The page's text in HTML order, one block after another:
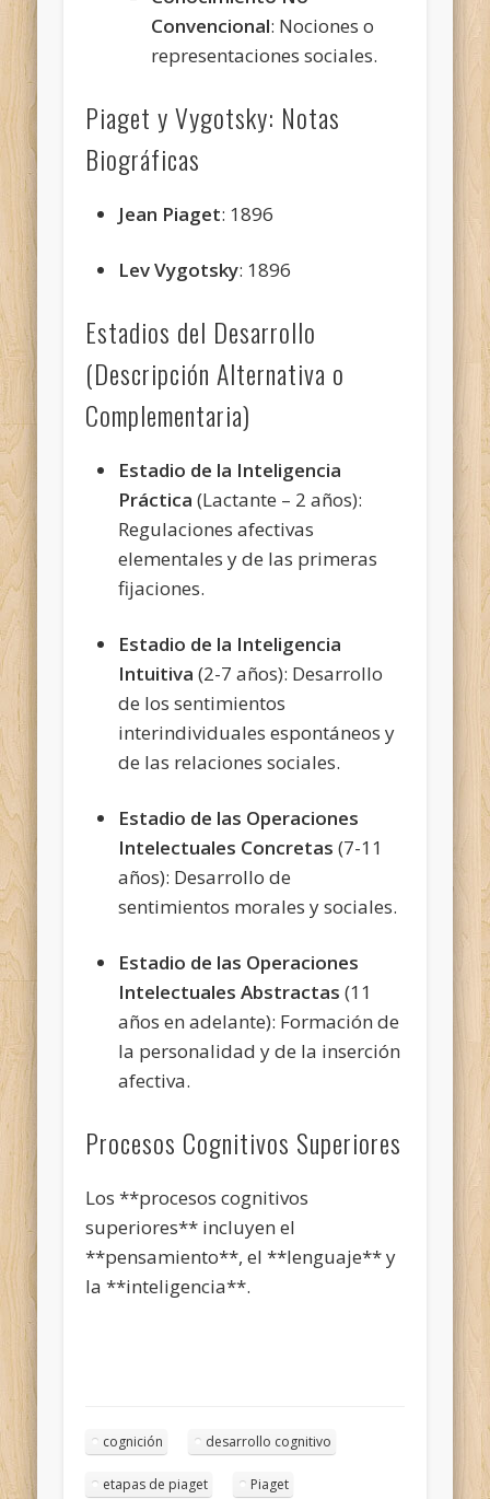
Convencional: Nociones o
representaciones sociales.
Piaget y Vygotsky: Notas
Biográficas
Jean Piaget: 1896
Lev Vygotsky: 1896
Estadios del Desarrollo
(Descripción Alternativa o
Complementaria)
Estadio de la Inteligencia
Práctica (Lactante – 2 años):
Regulaciones afectivas
elementales y de las primeras
fijaciones.
Estadio de la Inteligencia
Intuitiva (2-7 años): Desarrollo
de los sentimientos
interindividuales espontáneos y
de las relaciones sociales.
Estadio de las Operaciones
Intelectuales Concretas (7-11
años): Desarrollo de
sentimientos morales y sociales.
Estadio de las Operaciones
Intelectuales Abstractas (11
años en adelante): Formación de
la personalidad y de la inserción
afectiva.
Procesos Cognitivos Superiores
Los **procesos cognitivos
superiores** incluyen el
**pensamiento**, el **lenguaje** y
la **inteligencia**.
cognición desarrollo cognitivo
etapas de piaget Piaget